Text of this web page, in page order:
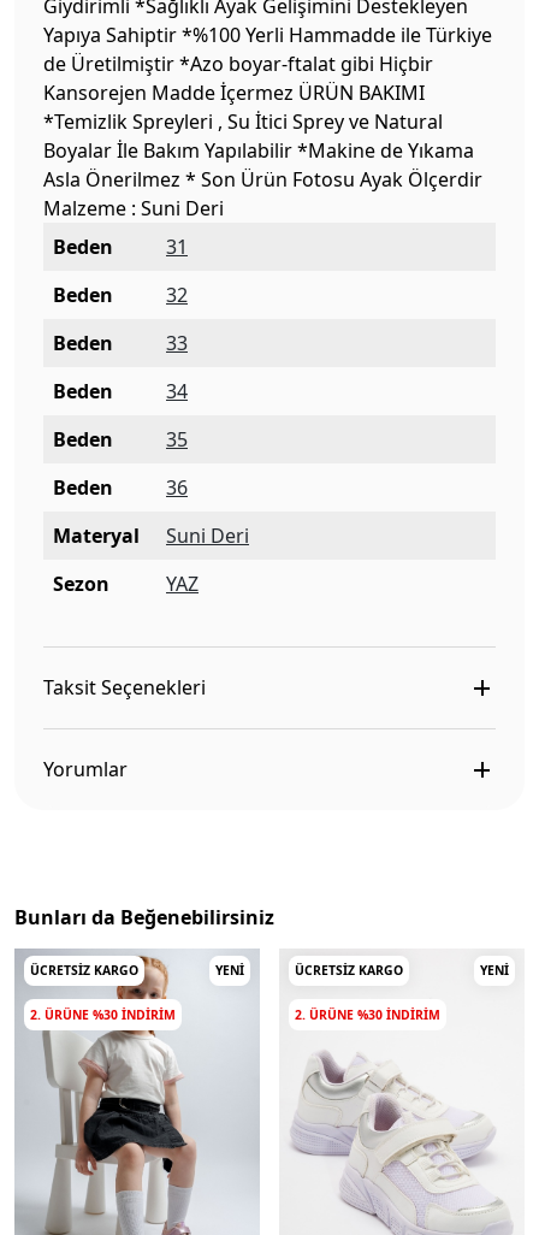
Giydirimli *Sağlıklı Ayak Gelişimini Destekleyen
Yapıya Sahiptir *%100 Yerli Hammadde ile Türkiye
de Üretilmiştir *Azo boyar-ftalat gibi Hiçbir
Kansorejen Madde İçermez ÜRÜN BAKIMI
*Temizlik Spreyleri , Su İtici Sprey ve Natural
Boyalar İle Bakım Yapılabilir *Makine de Yıkama
Asla Önerilmez * Son Ürün Fotosu Ayak Ölçerdir
Malzeme : Suni Deri
Beden
31
Beden
32
Beden
33
Beden
34
Beden
35
Beden
36
Materyal
Suni Deri
Sezon
YAZ
Taksit Seçenekleri
Yorumlar
Bunları da Beğenebilirsiniz
ÜCRETSIZ KARGO YENI
2. ÜRÜNE %30 INDIRIM
ÜCRETSIZ KARGO YENI
2. ÜRÜNE %30 INDIRIM